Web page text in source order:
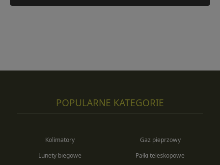
POPULARNE KATEGORIE
Kolimatory
Lunety biegowe
Gaz pieprzowy
Pałki teleskopowe